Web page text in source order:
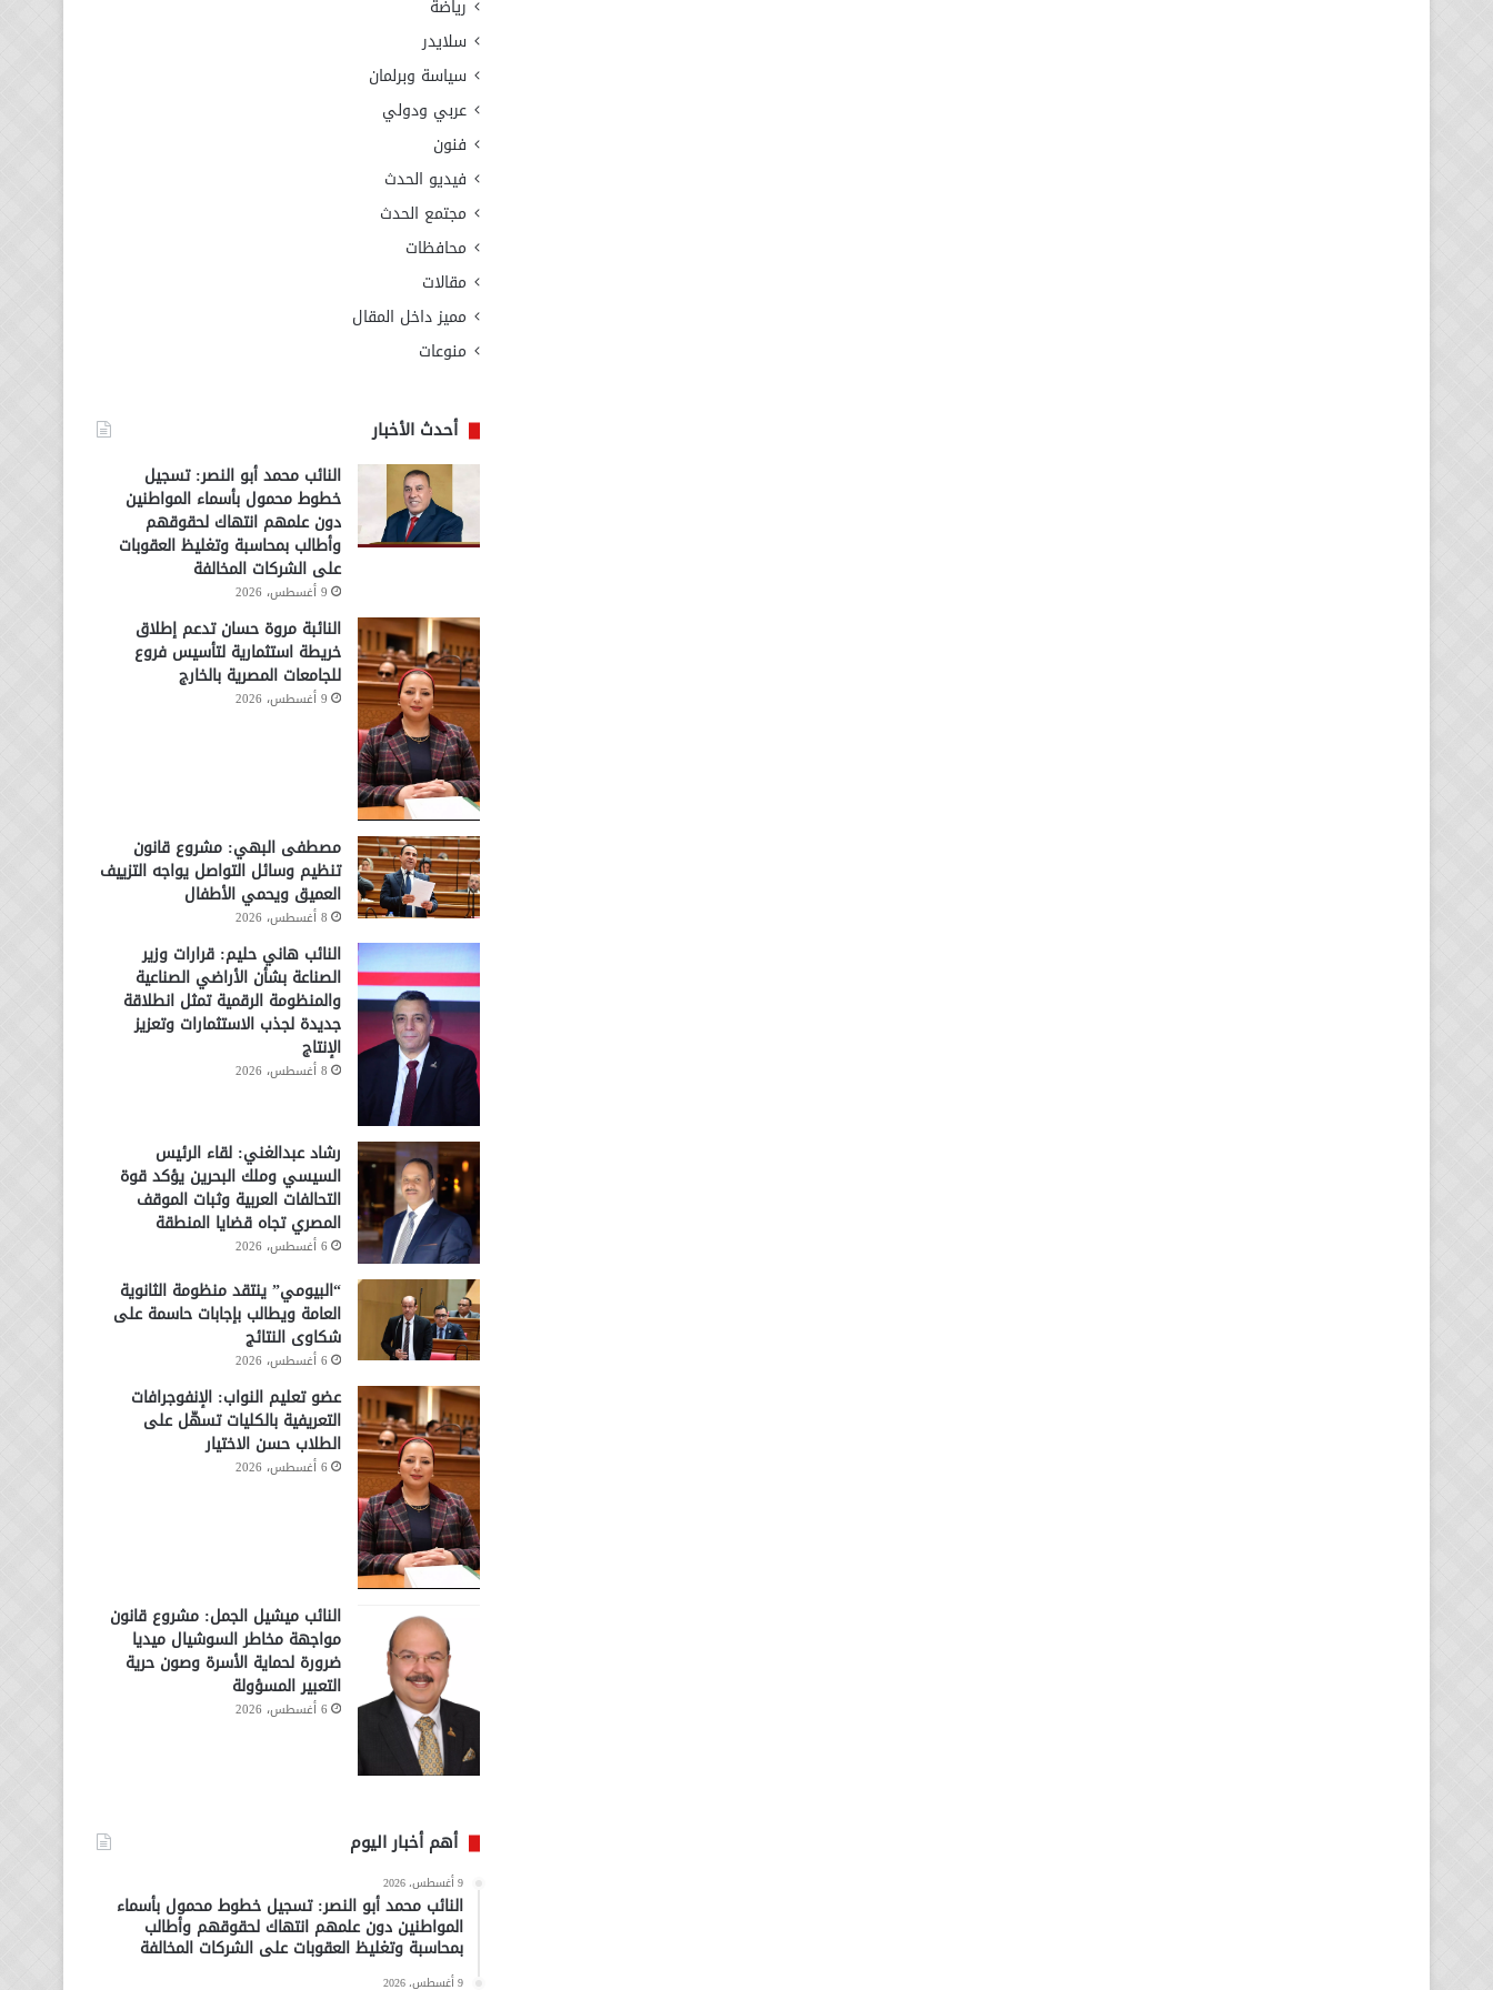
رياضة
سلايدر
سياسة وبرلمان
عربي ودولي
فنون
فيديو الحدث
مجتمع الحدث
محافظات
مقالات
مميز داخل المقال
منوعات
أحدث الأخبار
النائب محمد أبو النصر: تسجيل
خطوط محمول بأسماء المواطنين
دون علمهم انتهاك لحقوقهم
وأطالب بمحاسبة وتغليظ العقوبات
على الشركات المخالفة
9 أغسطس، 2026
النائبة مروة حسان تدعم إطلاق
خريطة استثمارية لتأسيس فروع
للجامعات المصرية بالخارج
9 أغسطس، 2026
مصطفى البهي: مشروع قانون
تنظيم وسائل التواصل يواجه التزييف
العميق ويحمي الأطفال
8 أغسطس، 2026
النائب هاني حليم: قرارات وزير
الصناعة بشأن الأراضي الصناعية
والمنظومة الرقمية تمثل انطلاقة
جديدة لجذب الاستثمارات وتعزيز
الإنتاج
8 أغسطس، 2026
رشاد عبدالغني: لقاء الرئيس
السيسي وملك البحرين يؤكد قوة
التحالفات العربية وثبات الموقف
المصري تجاه قضايا المنطقة
6 أغسطس، 2026
“البيومي” ينتقد منظومة الثانوية
العامة ويطالب بإجابات حاسمة على
شكاوى النتائج
6 أغسطس، 2026
عضو تعليم النواب: الإنفوجرافات
التعريفية بالكليات تسهّل على
الطلاب حسن الاختيار
6 أغسطس، 2026
النائب ميشيل الجمل: مشروع قانون
مواجهة مخاطر السوشيال ميديا
ضرورة لحماية الأسرة وصون حرية
التعبير المسؤولة
6 أغسطس، 2026
أهم أخبار اليوم
9 أغسطس، 2026
النائب محمد أبو النصر: تسجيل خطوط محمول بأسماء
المواطنين دون علمهم انتهاك لحقوقهم وأطالب
بمحاسبة وتغليظ العقوبات على الشركات المخالفة
9 أغسطس، 2026